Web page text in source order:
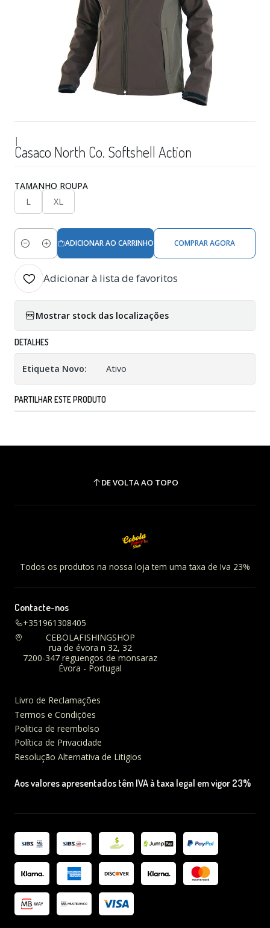
|
Casaco North Co. Softshell Action
TAMANHO ROUPA
L
XL
Quantidade
ADICIONAR AO CARRINHO COMPRAR AGORA
Adicionar à lista de favoritos
Mostrar stock das localizações
DETALHES
Etiqueta Novo: Ativo
PARTILHAR ESTE PRODUTO
DE VOLTA AO TOPO
Todos os produtos na nossa loja tem uma taxa de Iva 23%
Contacte-nos
+351961308405
CEBOLAFISHINGSHOP
rua de évora n 32, 32
7200-347 reguengos de monsaraz
Évora - Portugal
Livro de Reclamações
Termos e Condições
Politica de reembolso
Política de Privacidade
Resolução Alternativa de Litigios
Aos valores apresentados têm IVA à taxa legal em vigor 23%